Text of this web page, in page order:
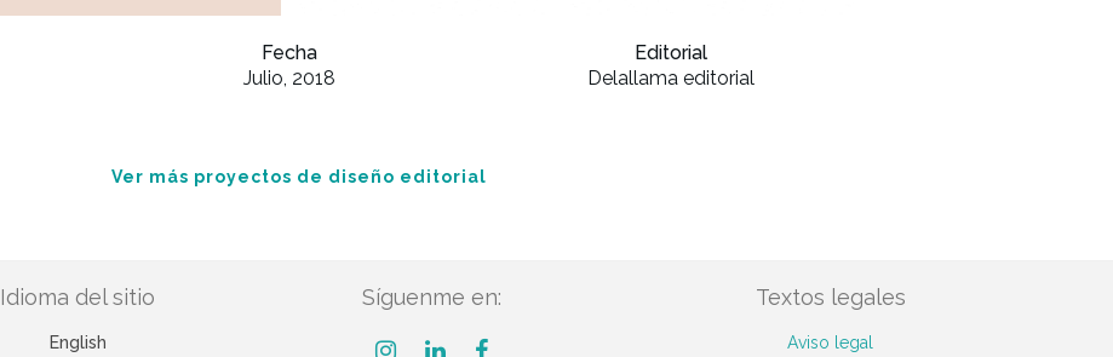
Fecha
Julio, 2018
Editorial
Delallama editorial
Ver más proyectos de diseño editorial
Idioma del sitio
English
Síguenme en: Textos legales
Aviso legal